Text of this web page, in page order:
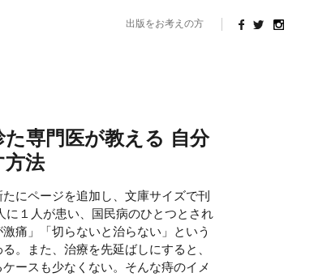
出版をお考えの方
た専門医が教える 自分
方法
にページを追加し、文庫サイズで刊
に１人が患い、国民病のひとつとされ
痛」「切らないと治らない」という
。また、治療を先延ばしにすると、
ースも少なくない。そんな痔のイメ